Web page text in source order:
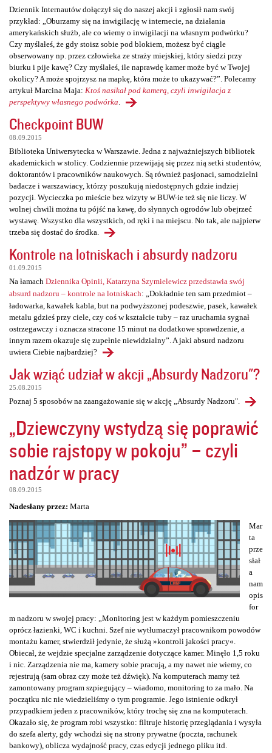
Dziennik Internautów dołączył się do naszej akcji i zgłosił nam swój
przykład: „Oburzamy się na inwigilację w internecie, na działania
amerykańskich służb, ale co wiemy o inwigilacji na własnym podwórku?
Czy myślałeś, że gdy stoisz sobie pod blokiem, możesz być ciągle
obserwowany np. przez człowieka ze straży miejskiej, który siedzi przy
biurku i pije kawę? Czy myślałeś, ile naprawdę kamer może być w Twojej
okolicy? A może spojrzysz na mapkę, która może to ukazywać?”. Polecamy
artykuł Marcina Maja: Ktoś nasikał pod kamerą, czyli inwigilacja z
perspektywy własnego podwórka
Checkpoint BUW
08.09.2015
Biblioteka Uniwersytecka w Warszawie. Jedna z najważniejszych bibliotek
akademickich w stolicy. Codziennie przewijają się przez nią setki studentów,
doktorantów i pracowników naukowych. Są również pasjonaci, samodzielni
badacze i warszawiacy, którzy poszukują niedostępnych gdzie indziej
pozycji. Wycieczka po mieście bez wizyty w BUW-ie też się nie liczy. W
wolnej chwili można tu pójść na kawę, do słynnych ogrodów lub obejrzeć
wystawę. Wszystko dla wszystkich, od ręki i na miejscu. No tak, ale najpierw
trzeba się dostać do środka.
Kontrole na lotniskach i absurdy nadzoru
01.09.2015
Na łamach Dziennika Opinii, Katarzyna Szymielewicz przedstawia swój
absurd nadzoru – kontrole na lotniskach: „Dokładnie ten sam przedmiot –
ładowarka, kawałek kabla, but na podwyższonej podeszwie, pasek, kawałek
metalu gdzieś przy ciele, czy coś w kształcie tuby – raz uruchamia sygnał
ostrzegawczy i oznacza stracone 15 minut na dodatkowe sprawdzenie, a
innym razem okazuje się zupełnie niewidzialny”. A jaki absurd nadzoru
uwiera Ciebie najbardziej?
Jak wziąć udział w akcji „Absurdy Nadzoru"?
25.08.2015
Poznaj 5 sposobów na zaangażowanie się w akcję „Absurdy Nadzoru".
„Dziewczyny wstydzą się poprawić
sobie rajstopy w pokoju” – czyli
nadzór w pracy
08.09.2015
Nadesłany przez: Marta
Mar
ta
prze
słał
a
nam
opis
for
m nadzoru w swojej pracy: „Monitoring jest w każdym pomieszczeniu
oprócz łazienki, WC i kuchni. Szef nie wytłumaczył pracownikom powodów
montażu kamer, stwierdził jedynie, że służą »kontroli jakości pracy«.
Obiecał, że wejdzie specjalne zarządzenie dotyczące kamer. Minęło 1,5 roku
i nic. Zarządzenia nie ma, kamery sobie pracują, a my nawet nie wiemy, co
rejestrują (sam obraz czy może też dźwięk). Na komputerach mamy też
zamontowany program szpiegujący – wiadomo, monitoring to za mało. Na
początku nic nie wiedzieliśmy o tym programie. Jego istnienie odkrył
przypadkiem jeden z pracowników, który trochę się zna na komputerach.
Okazało się, że program robi wszystko: filtruje historię przeglądania i wysyła
do szefa alerty, gdy wchodzi się na strony prywatne (poczta, rachunek
bankowy), oblicza wydajność pracy, czas edycji jednego pliku itd.